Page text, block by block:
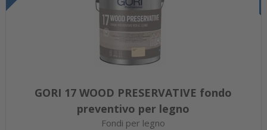
GORI 17 WOOD PRESERVATIVE fondo
preventivo per legno
Fondi per legno